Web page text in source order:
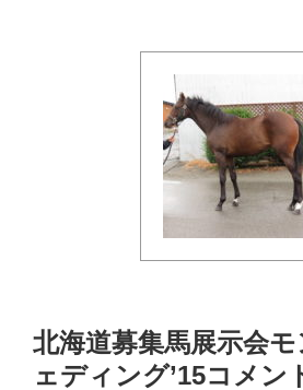
北海道募集馬展示会
ェディング’15コメン